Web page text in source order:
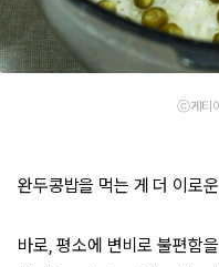
ⓒ게티
완두콩밥을 먹는 게 더 이로
바로, 평소에 변비로 불편함